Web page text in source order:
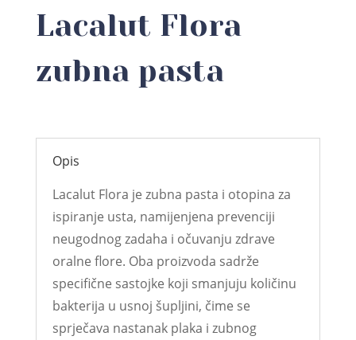
Lacalut Flora
zubna pasta
Opis
Lacalut Flora je zubna pasta i otopina za
ispiranje usta, namijenjena prevenciji
neugodnog zadaha i očuvanju zdrave
oralne flore. Oba proizvoda sadrže
specifične sastojke koji smanjuju količinu
bakterija u usnoj šupljini, čime se
sprječava nastanak plaka i zubnog